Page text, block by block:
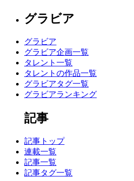
グラビア
グラビア
グラビア企画一覧
タレント一覧
タレントの作品一覧
グラビアタグ一覧
グラビアランキング
記事
記事トップ
連載一覧
記事一覧
記事タグ一覧